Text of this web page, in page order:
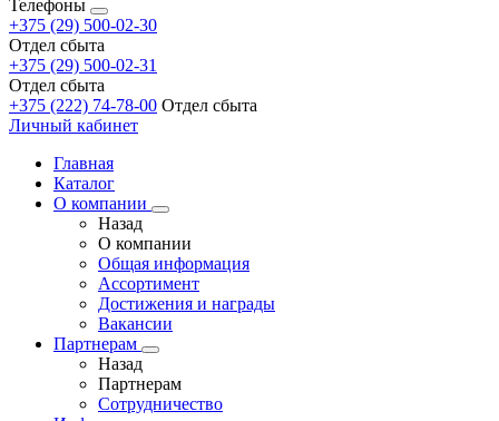
Телефоны
+375 (29) 500-02-30
Отдел сбыта
+375 (29) 500-02-31
Отдел сбыта
+375 (222) 74-78-00 Отдел сбыта
Личный кабинет
Главная
Каталог
О компании
Назад
О компании
Общая информация
Ассортимент
Достижения и награды
Вакансии
Партнерам
Назад
Партнерам
Сотрудничество